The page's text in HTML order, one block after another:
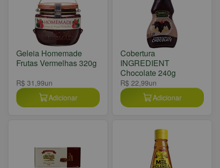
Geleia Homemade
Frutas Vermelhas 320g
R$ 31,99un
Adicionar
Cobertura
INGREDIENT
Chocolate 240g
R$ 22,99un
Adicionar